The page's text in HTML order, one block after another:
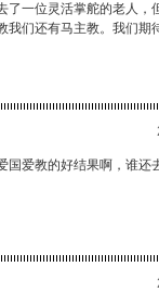
一位灵活掌舵的老人，
们还有马主教。我们期
国爱教的好结果啊，谁还